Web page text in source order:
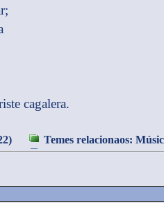
cagalera.
Temes relacionaos: